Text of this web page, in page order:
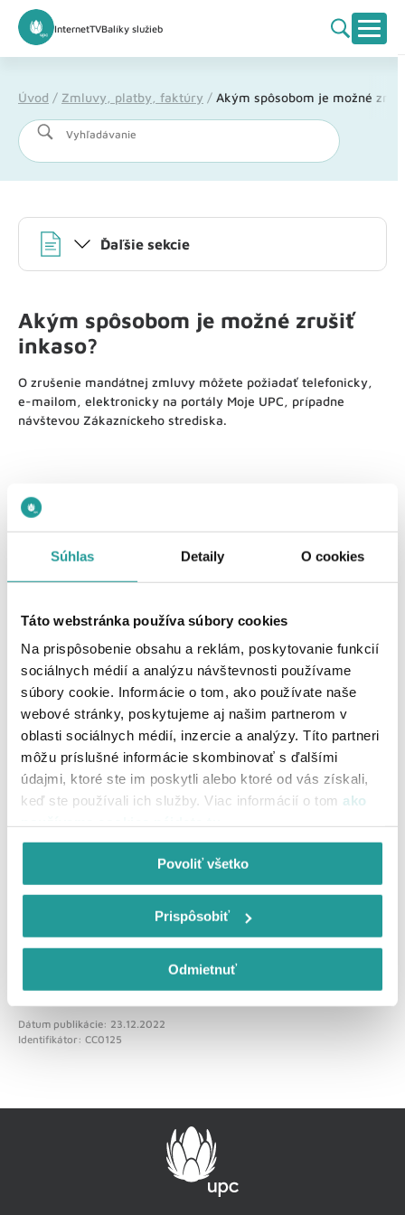
Súhlas Detaily O cookies
Táto webstránka používa súbory cookies
Na prispôsobenie obsahu a reklám, poskytovanie funkcií
sociálnych médií a analýzu návštevnosti používame
súbory cookie. Informácie o tom, ako používate naše
webové stránky, poskytujeme aj našim partnerom v
oblasti sociálnych médií, inzercie a analýzy. Títo partneri
môžu príslušné informácie skombinovať s ďalšími
údajmi, ktoré ste im poskytli alebo ktoré od vás získali,
keď ste používali ich služby. Viac informácií o tom ako
Povoliť všetko
Prispôsobiť
Odmietnuť
InternetTVBalíky služieb
Úvod / Zmluvy, platby, faktúry / Akým spôsobom je možné
Vyhľadávanie
Ďaľšie sekcie
Akým spôsobom je možné zrušiť
inkaso?
O zrušenie mandátnej zmluvy môžete požiadať telefonicky,
e-mailom, elektronicky na portály Moje UPC, prípadne
návštevou Zákazníckeho strediska.
Pomohol Vám tento článok?
Áno, ďakujem! Nie, vôbec
Môžete nám povedať viac o svojej skúsenosti?
Odoslať spätnú väzbu
Dátum publikácie: 23.12.2022
Identifikátor: CC0125